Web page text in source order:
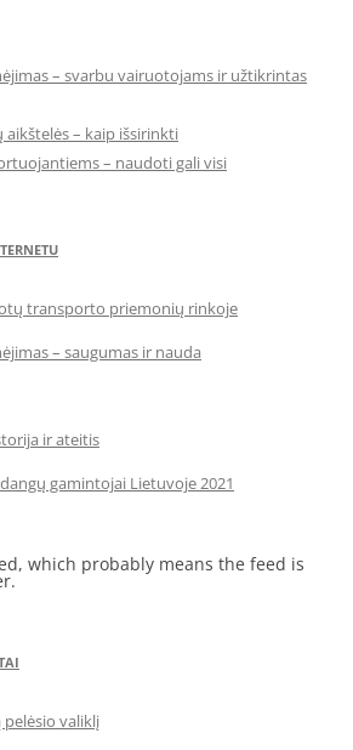
– svarbu vairuotojams ir užtikrintas
– kaip išsirinkti
– naudoti gali visi
transporto priemonių rinkoje
– saugumas ir nauda
ir ateitis
gamintojai Lietuvoje 2021
which probably means the feed is
pelėsio valiklį